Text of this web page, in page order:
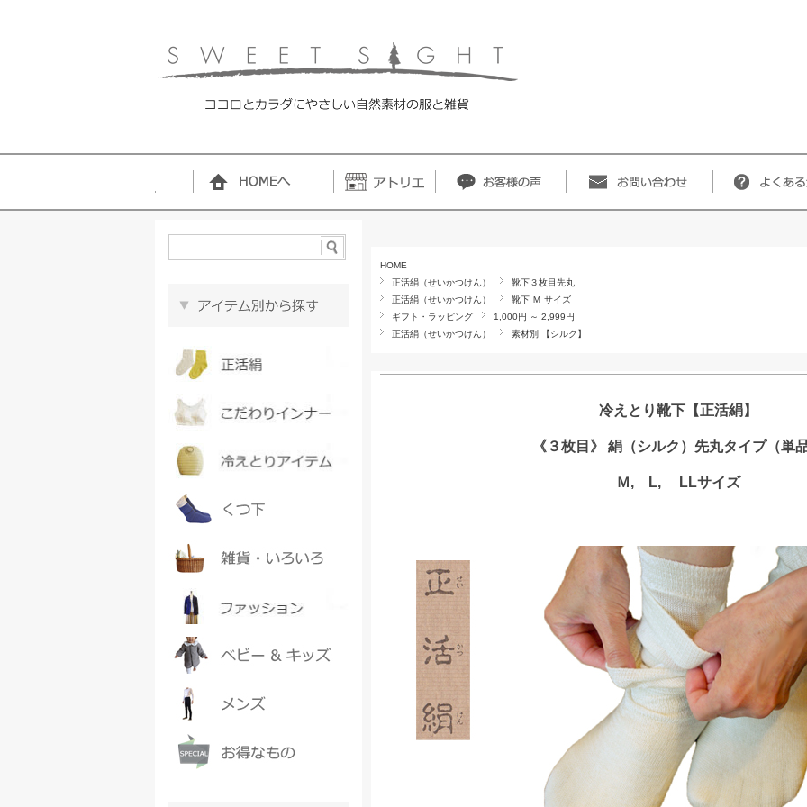
HOME
正活絹（せいかつけん）
靴下３枚目先丸
正活絹（せいかつけん）
靴下 Ｍ サイズ
ギフト・ラッピング
1,000円 ～ 2,999円
正活絹（せいかつけん）
素材別 【シルク】
冷えとり靴下【正活絹】
《３枚目》 絹（シルク）先丸タイプ（単
Ｍ, L, LLサイズ